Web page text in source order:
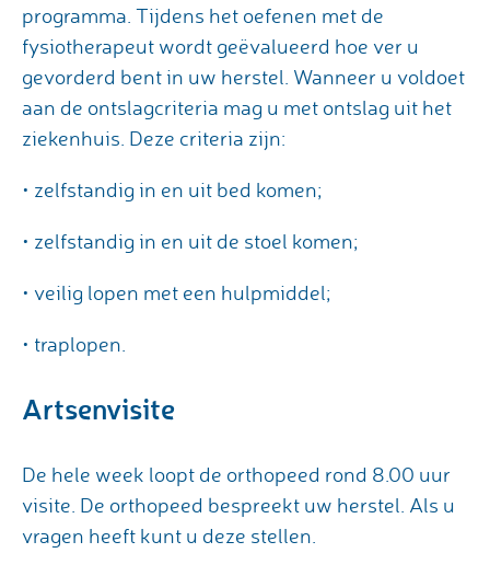
programma. Tijdens het oefenen met de
fysiotherapeut wordt geëvalueerd hoe ver u
gevorderd bent in uw herstel. Wanneer u voldoet
aan de ontslagcriteria mag u met ontslag uit het
ziekenhuis. Deze criteria zijn:
• zelfstandig in en uit bed komen;
• zelfstandig in en uit de stoel komen;
• veilig lopen met een hulpmiddel;
• traplopen.
Artsenvisite
De hele week loopt de orthopeed rond 8.00 uur
visite. De orthopeed bespreekt uw herstel. Als u
vragen heeft kunt u deze stellen.